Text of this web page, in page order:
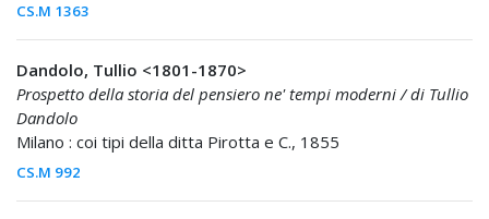
CS.M 1363
Dandolo, Tullio <1801-1870>
Prospetto della storia del pensiero ne' tempi moderni / di Tullio
Dandolo
Milano : coi tipi della ditta Pirotta e C., 1855
CS.M 992